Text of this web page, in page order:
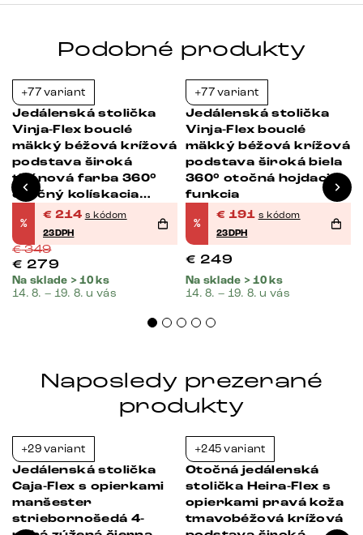
Podobné produkty
+77 variant
Jedálenská stolička
Vinja-Flex bouclé
mäkký béžová krížová
podstava široká
titánová farba 360°
otočný kolískacia
funkcia
%
€ 214 s kódom
23DPH
€349
€ 279
Na sklade > 10 ks
14. 8. – 19. 8. u vás
+77 variant
Jedálenská stolička
Vinja-Flex bouclé
mäkký béžová krížová
podstava široká biela
360° otočná hojdacia
funkcia
%
€ 191 s kódom
23DPH
€ 249
Na sklade > 10 ks
14. 8. – 19. 8. u vás
Naposledy prezerané
produkty
+29 variant
Jedálenská stolička
Caja-Flex s opierkami
manšester
striebornošedá 4-
+245 variant
Otočná jedálenská
stolička Heira-Flex s
opierkami pravá koža
tmavobéžová krížová